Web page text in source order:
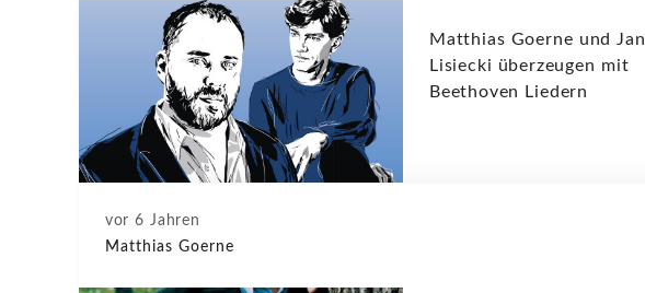
Matthias Goerne und Jan
Lisiecki überzeugen mit
Beethoven Liedern
vor 6 Jahren
Matthias Goerne